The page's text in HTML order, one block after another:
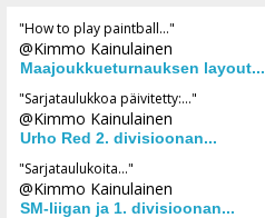
"How to play paintball..."
@Kimmo Kainulainen
Maajoukkueturnauksen layout...
"Sarjataulukkoa päivitetty:..."
@Kimmo Kainulainen
Urho Red 2. divisioonan...
"Sarjataulukoita..."
@Kimmo Kainulainen
SM-liigan ja 1. divisioonan...